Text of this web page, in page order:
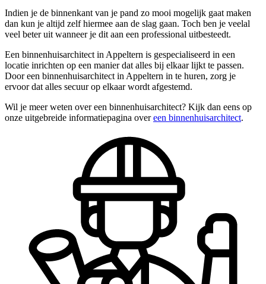
Indien je de binnenkant van je pand zo mooi mogelijk gaat maken
dan kun je altijd zelf hiermee aan de slag gaan. Toch ben je veelal
veel beter uit wanneer je dit aan een professional uitbesteedt.
Een binnenhuisarchitect in Appeltern is gespecialiseerd in een
locatie inrichten op een manier dat alles bij elkaar lijkt te passen.
Door een binnenhuisarchitect in Appeltern in te huren, zorg je
ervoor dat alles secuur op elkaar wordt afgestemd.
Wil je meer weten over een binnenhuisarchitect? Kijk dan eens op
onze uitgebreide informatiepagina overeen binnenhuisarchitect.